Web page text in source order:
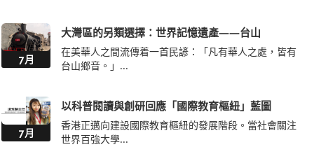
7月
大灣區的另類選擇：世界記憶遺產——台山
在美華人之間流傳着一首民諺：「凡有華人之處，皆有
台山鄉音。」...
7月
以科普閱讀與創研回應「國際教育樞紐」藍圖
香港正邁向建設國際教育樞紐的發展階段。當社會關注
世界百強大學...